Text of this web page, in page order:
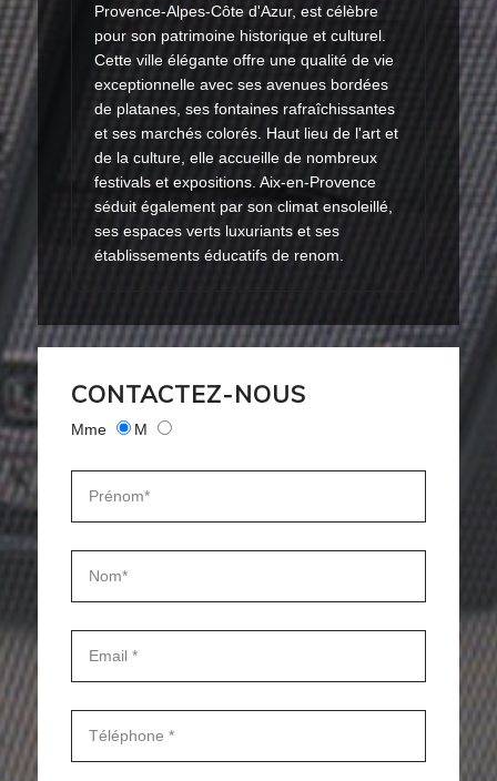
Provence-Alpes-Côte d'Azur, est célèbre
pour son patrimoine historique et culturel.
Cette ville élégante offre une qualité de vie
exceptionnelle avec ses avenues bordées
de platanes, ses fontaines rafraîchissantes
et ses marchés colorés. Haut lieu de l'art et
de la culture, elle accueille de nombreux
festivals et expositions. Aix-en-Provence
séduit également par son climat ensoleillé,
ses espaces verts luxuriants et ses
établissements éducatifs de renom.
CONTACTEZ-NOUS
Mme M